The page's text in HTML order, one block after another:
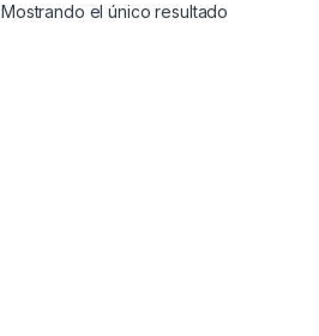
Mostrando el único resultado